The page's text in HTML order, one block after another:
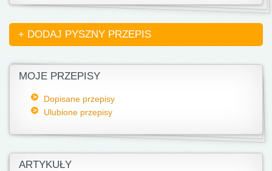
+ DODAJ PYSZNY PRZEPIS
MOJE PRZEPISY
Dopisane przepisy
Ulubione przepisy
ARTYKUŁY